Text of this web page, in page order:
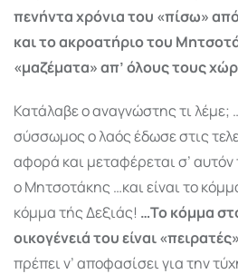
πενήντα χρόνια του «πίσω»
και το ακροατήριο του
«μαζέματα» απ’ όλους τους
Κατάλαβε ο αναγνώστης τι
σύσσωμος ο λαός έδωσε στις
αφορά και μεταφέρεται σ’
ο Μητσοτάκης …και είναι το
κόμμα τής Δεξιάς! …Το κόμμα
οικογένειά του είναι
πρέπει ν’ αποφασίσει για την